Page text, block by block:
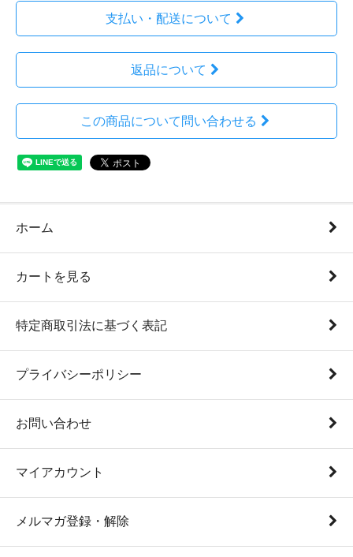
支払い・配送について
返品について
この商品について問い合わせる
ホーム
カートを見る
特定商取引法に基づく表記
プライバシーポリシー
お問い合わせ
マイアカウント
メルマガ登録・解除